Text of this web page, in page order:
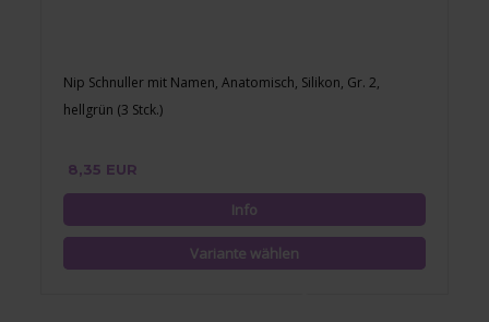
Nip Schnuller mit Namen, Anatomisch, Silikon, Gr. 2,
hellgrün (3 Stck.)
8,35 EUR